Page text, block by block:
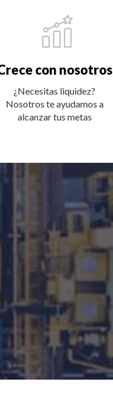
¿Necesitas liquidez?
Nosotros te ayudamos a
alcanzar tus metas
con nosotros